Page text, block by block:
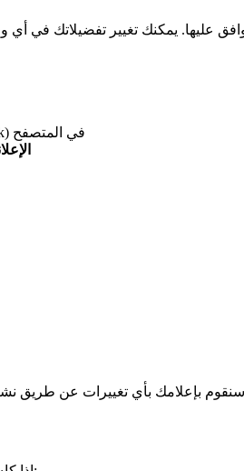
استخدم إعدادات "عدم التعقب" (Do Not Track) في المتصفح